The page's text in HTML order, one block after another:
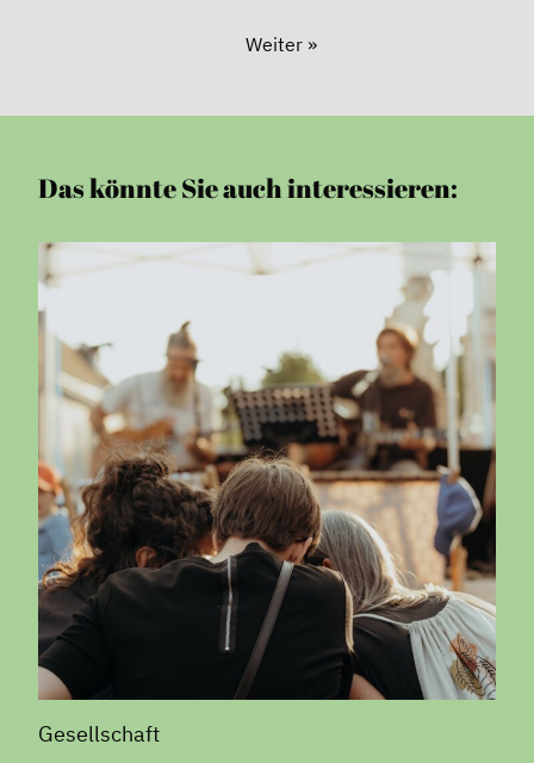
Weiter »
Das könnte Sie auch interessieren:
Gesellschaft